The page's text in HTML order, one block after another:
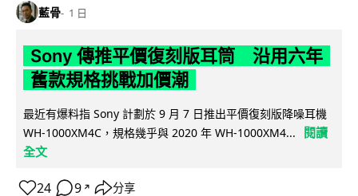
藍骨 1 日
Sony 傳推平價復刻版耳筒 沿用六年
舊款規格挑戰加價潮
最近有爆料指 Sony 計劃於 9 月 7 日推出平價復刻版降噪耳機
WH-1000XM4C，規格幾乎與 2020 年 WH-1000XM4...
閱讀
全文
24 9 ↗ 分享